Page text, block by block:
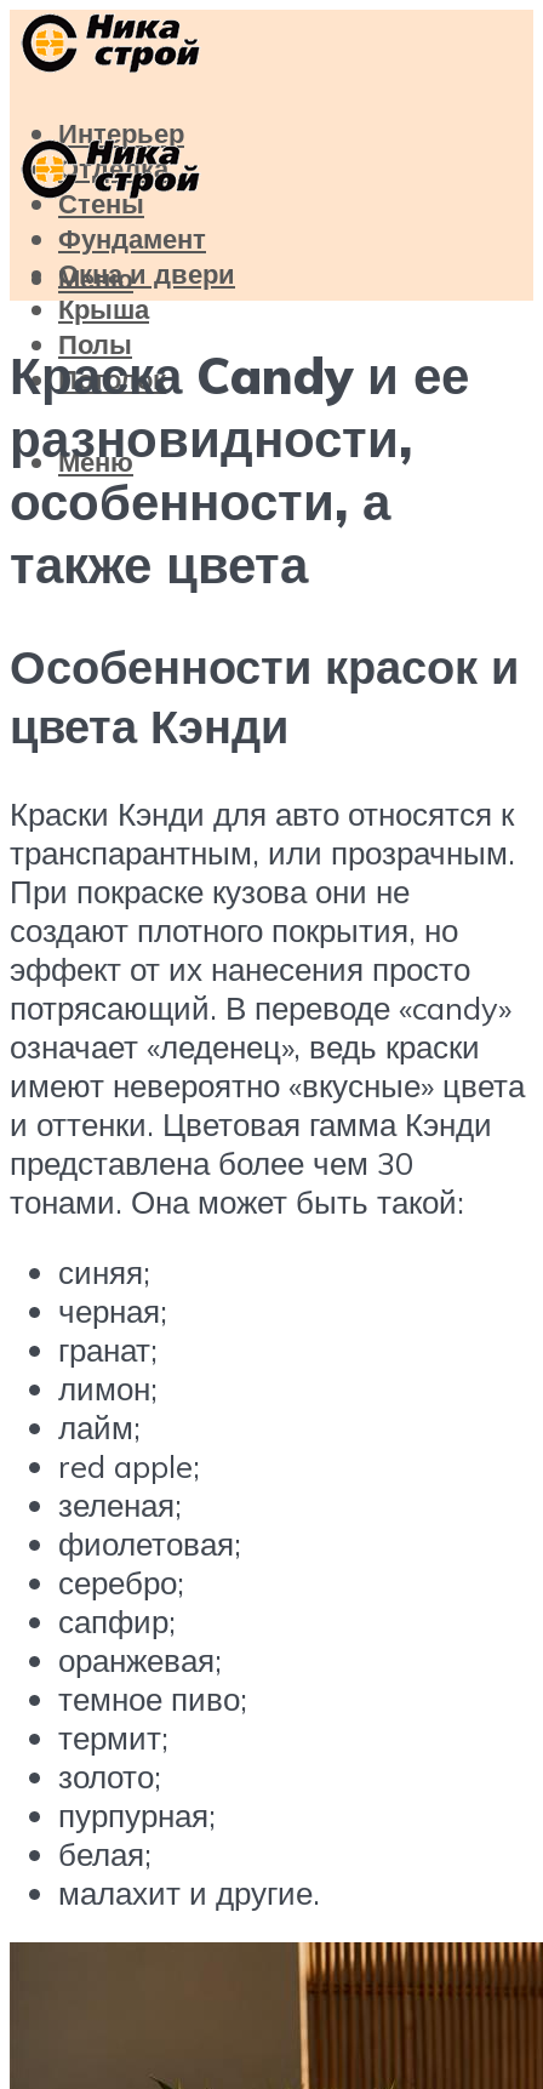
Интерьер
Отделка
Стены
Фундамент
Окна и двери
Крыша
Полы
Потолок
Меню
Меню
Краска Candy и ее
разновидности,
особенности, а
также цвета
Особенности красок и
цвета Кэнди
Краски Кэнди для авто относятся к
транспарантным, или прозрачным.
При покраске кузова они не
создают плотного покрытия, но
эффект от их нанесения просто
потрясающий. В переводе «candy»
означает «леденец», ведь краски
имеют невероятно «вкусные» цвета
и оттенки. Цветовая гамма Кэнди
представлена более чем 30
тонами. Она может быть такой:
синяя;
черная;
гранат;
лимон;
лайм;
red apple;
зеленая;
фиолетовая;
серебро;
сапфир;
оранжевая;
темное пиво;
термит;
золото;
пурпурная;
белая;
малахит и другие.